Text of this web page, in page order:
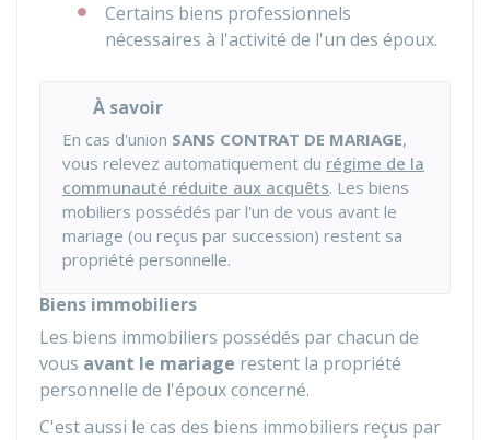
Certains biens professionnels
nécessaires à l'activité de l'un des époux.
À savoir
En cas d'union SANS CONTRAT DE MARIAGE,
vous relevez automatiquement du régime de la
communauté réduite aux acquêts. Les biens
mobiliers possédés par l'un de vous avant le
mariage (ou reçus par succession) restent sa
propriété personnelle.
Biens immobiliers
Les biens immobiliers possédés par chacun de
vous avant le mariage restent la propriété
personnelle de l'époux concerné.
C'est aussi le cas des biens immobiliers reçus par